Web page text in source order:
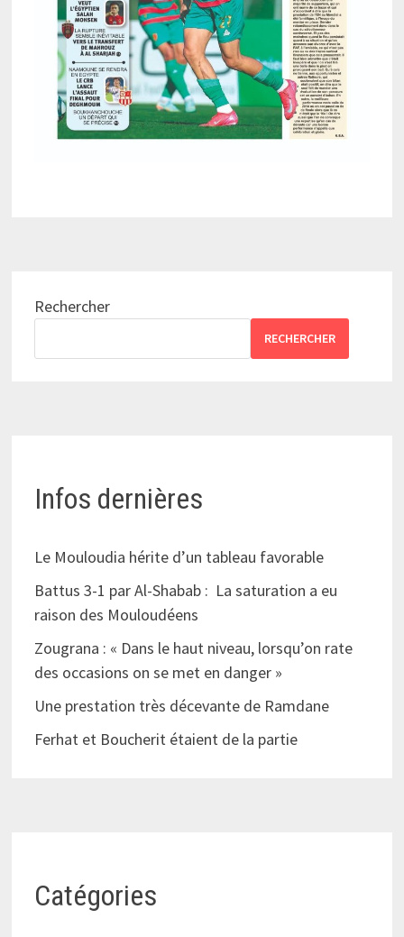
Rechercher
RECHERCHER
Infos dernières
Le Mouloudia hérite d’un tableau favorable
Battus 3-1 par Al-Shabab : La saturation a eu
raison des Mouloudéens
Zougrana : « Dans le haut niveau, lorsqu’on rate
des occasions on se met en danger »
Une prestation très décevante de Ramdane
Ferhat et Boucherit étaient de la partie
Catégories